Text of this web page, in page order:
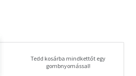
Tedd kosárba mindkettőt egy
gombnyomással!